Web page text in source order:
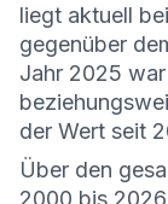
liegt aktuell bei
gegenüber
Jahr 2025
der Wert seit
Über den
2000 bis